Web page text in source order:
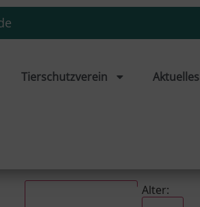
Tierschutzverein Aktuelles
Alter: